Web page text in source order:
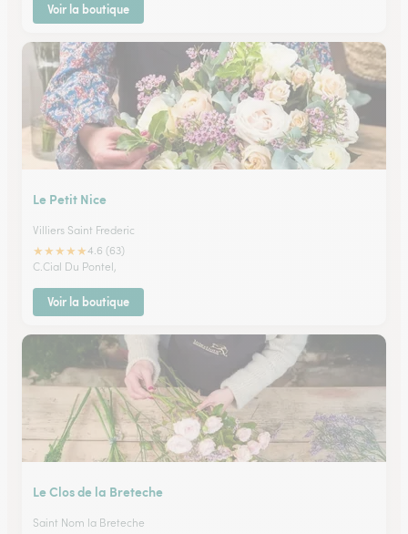
Voir la boutique
Le Petit Nice
Villiers Saint Frederic
★★★★★4.6 (63)
C.Cial Du Pontel,
Voir la boutique
Le Clos de la Breteche
Saint Nom la Breteche